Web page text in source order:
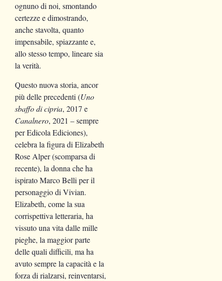
ognuno di noi, smontando
certezze e dimostrando,
anche stavolta, quanto
impensabile, spiazzante e,
allo stesso tempo, lineare sia
la verità.
Questo nuova storia, ancor
più delle precedenti (Uno
sbaffo di cipria, 2017 e
Canalnero, 2021 – sempre
per Edicola Ediciones),
celebra la figura di Elizabeth
Rose Alper (scomparsa di
recente), la donna che ha
ispirato Marco Belli per il
personaggio di Vivian.
Elizabeth, come la sua
corrispettiva letteraria, ha
vissuto una vita dalle mille
pieghe, la maggior parte
delle quali difficili, ma ha
avuto sempre la capacità e la
forza di rialzarsi, reinventarsi,